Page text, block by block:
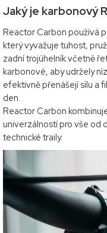
Jaký je karbonový
Reactor Carbon používá
který vyvažuje tuhost,
zadní trojúhelník včetně
karbonové, aby udržely
efektivně přenášejí sílu a
den.
Reactor Carbon
univerzálností pro vše od
technické traily.